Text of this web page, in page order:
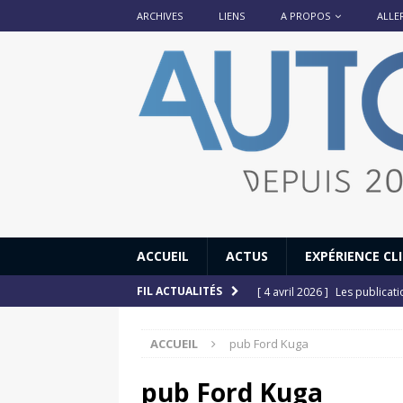
ARCHIVES LIENS A PROPOS
ACCUEIL ACTUS EXPÉRIENCE
FIL ACTUALITÉS [ 4 avril 2026 ] Les
[ 12 juillet 2025 ]
[ 6 juillet 2025 ]
ACCUEIL pub Ford Kuga
pub Ford Kuga